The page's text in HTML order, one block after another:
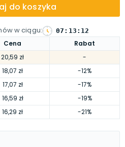
Cena
Rabat
20,59 zł
-
18,07 zł
-12%
17,07 zł
-17%
16,59 zł
-19%
16,29 zł -21%
do koszyka
w ciągu: 07 : 13 : 09